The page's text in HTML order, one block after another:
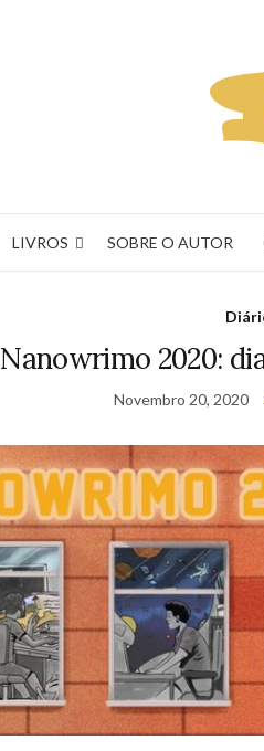
LIVROS SOBRE O AUTOR
Nanowrimo 2020:
Novembro 20, 2020